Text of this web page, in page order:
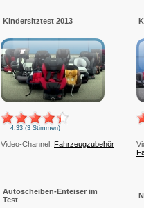
Kindersitztest 2013
4.33 (3 Stimmen)
Video-Channel: Fahrzeugzubehör
Autoscheiben-Enteiser im
Test